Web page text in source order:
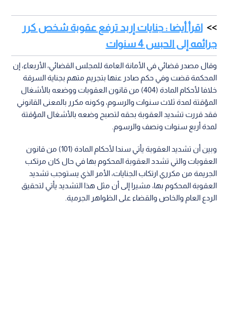
اقرأ أيضا : جنايات إربد ترفع عقوبة شخص كرر
جرائمه إلى الحبس 4 سنوات
وقال مصدر قضائي في الأمانة العامة للمجلس القضائي، الأربعاء، إن
المحكمة قضت وفي حكم صادر عنها بتجريم متهم بجناية السرقة
خلافا لأحكام المادة (404) من قانون العقوبات ووضعه بالأشغال
المؤقتة لمدة ثلاث سنوات والرسوم، وكونه مكرر بالمعنى القانوني
فقد قررت تشديد العقوبة بحقه لتصبح وضعه بالأشغال المؤقتة
لمدة أربع سنوات ونصف والرسوم.
وبين أن تشديد العقوبة يأتي سندا لأحكام المادة (101) من قانون
العقوبات والتي تشدد العقوبة المحكوم بها في حال كان مرتكب
الجريمة من مكرري ارتكاب الجنايات، الأمر الذي يستوجب تشديد
العقوبة المحكوم بها، مشيرا إلى أن مثل هذا التشديد يأتي لتحقيق
الردع العام والخاص والقضاء على الظواهر الجرمية.